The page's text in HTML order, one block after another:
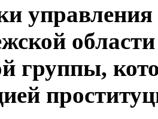
группы,